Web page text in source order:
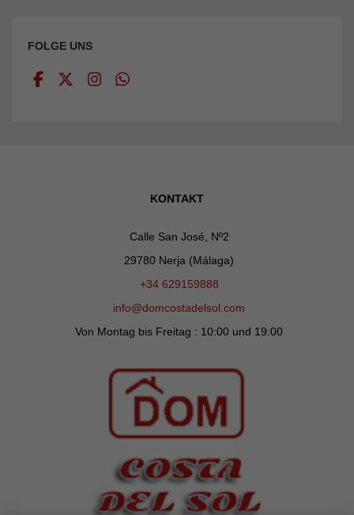
FOLGE UNS
KONTAKT
Calle San José, Nº2
29780 Nerja (Málaga)
+34 629159888
info@domcostadelsol.com
Von Montag bis Freitag : 10:00 und 19:00